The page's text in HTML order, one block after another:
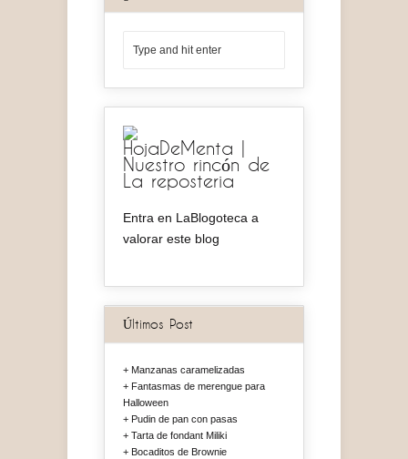
HojaDeMenta |
Nuestro rincón de
La reposteria
Entra en LaBlogoteca a
valorar este blog
Últimos Post
Manzanas caramelizadas
Fantasmas de merengue para
Halloween
Pudin de pan con pasas
Tarta de fondant Miliki
Bocaditos de Brownie